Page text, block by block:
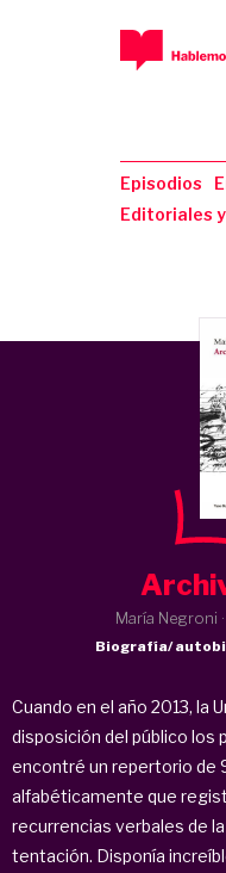
Episodios
Editoriales
María Negroni
Biografía/
Cuando en el año 2013, la
disposición del público los
encontré un repertorio de
alfabéticamente que
recurrencias verbales de
tentación. Disponía